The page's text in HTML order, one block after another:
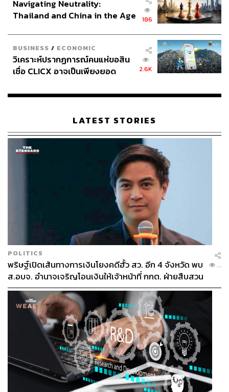
Navigating Neutrality:
Thailand and China in the Age
186
BUSINESS / ECONOMIC
วิเคราะห์ปรากฏการณ์คนแห่ขอสิน
เชื่อ CLICX อาจเป็นเพียงยอด
เรือนไทยที่ถูกซุกไว้
2.6K
LATEST STORIES
POLITICS
พริษฐ์เปิดเส้นทางการเงินโยงคดีฮั้ว สว. อีก 4 จังหวัด พบ
ส.อบจ. อำนาจเจริญโอนเงินให้เจ้าหน้าที่ กกต. ฝ่ายสืบสวน
...